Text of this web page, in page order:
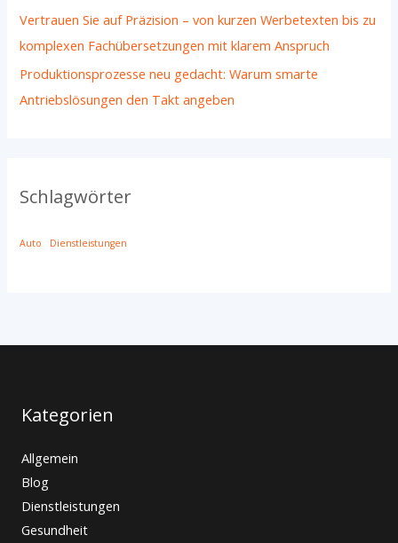
Vertrauen Sie auf Präzision – von kurzen Werbetexten bis zu
komplexen Fachübersetzungen mit klarem Anspruch
Produktionsprozesse neu gedacht: Warum smarte
Antriebslösungen den Takt angeben
Schlagwörter
Auto Dienstleistungen
Kategorien
Allgemein
Blog
Dienstleistungen
Gesundheit